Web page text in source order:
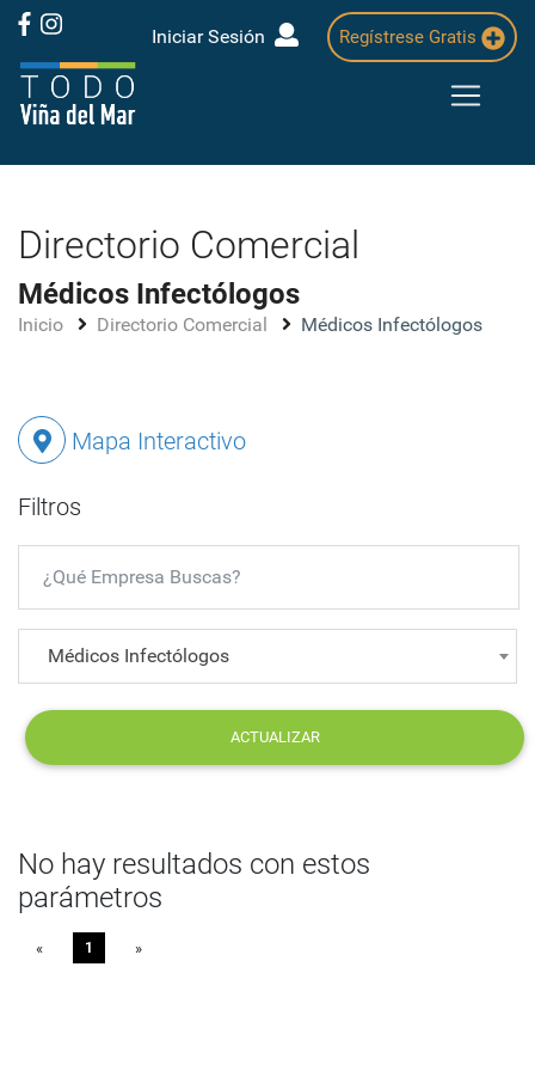
Iniciar Sesión Regístrese Gratis
Directorio Comercial
Médicos Infectólogos
Inicio Directorio Comercial Médicos Infectólogos
Mapa Interactivo
Filtros
Médicos Infectólogos
ACTUALIZAR
No hay resultados con estos
parámetros
« Previous
1 »